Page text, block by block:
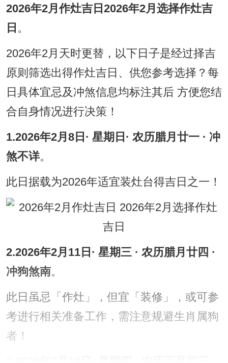
2026年2月作灶吉日2026年2月选择作灶吉
日 。
2026年2月天时更替，以下日子是经过择吉
原则筛选出得作灶吉日、供您参考选择？每
日具体宜忌及冲煞信息均标注其后 方便您结
合自身情况进行决策！
1.2026年2月8日· 星期日· 农历腊月廿一 · 冲
煞不详。
此日据载为2026年适宜装灶台得吉日之一！
2.2026年2月11日· 星期三 · 农历腊月廿四 ·
冲狗煞南。
此日虽忌「作灶」，但宜「装修」，或可参
考进行相关准备工作，需注意规避生肖属狗
者！